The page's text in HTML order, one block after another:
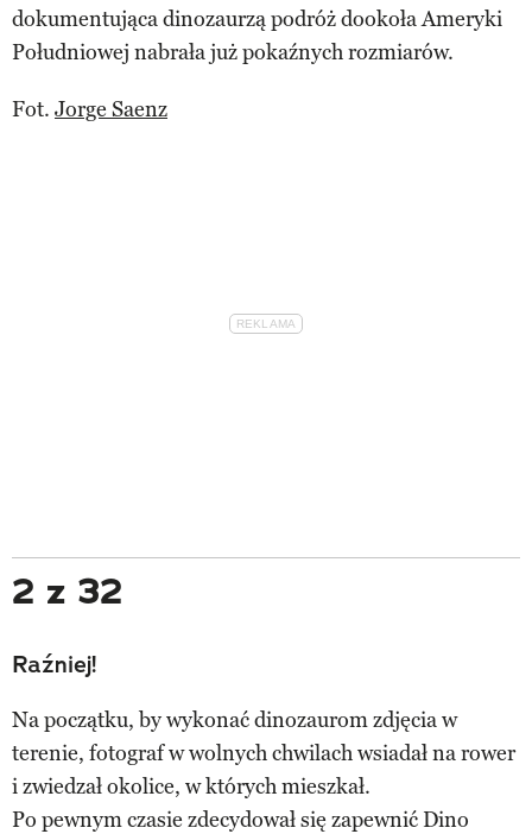
dokumentująca dinozaurzą podróż dookoła Ameryki
Południowej nabrała już pokaźnych rozmiarów.
Fot. Jorge Saenz
2 z 32
Raźniej!
Na początku, by wykonać dinozaurom zdjęcia w
terenie, fotograf w wolnych chwilach wsiadał na rower
i zwiedzał okolice, w których mieszkał.
Po pewnym czasie zdecydował się zapewnić Dino